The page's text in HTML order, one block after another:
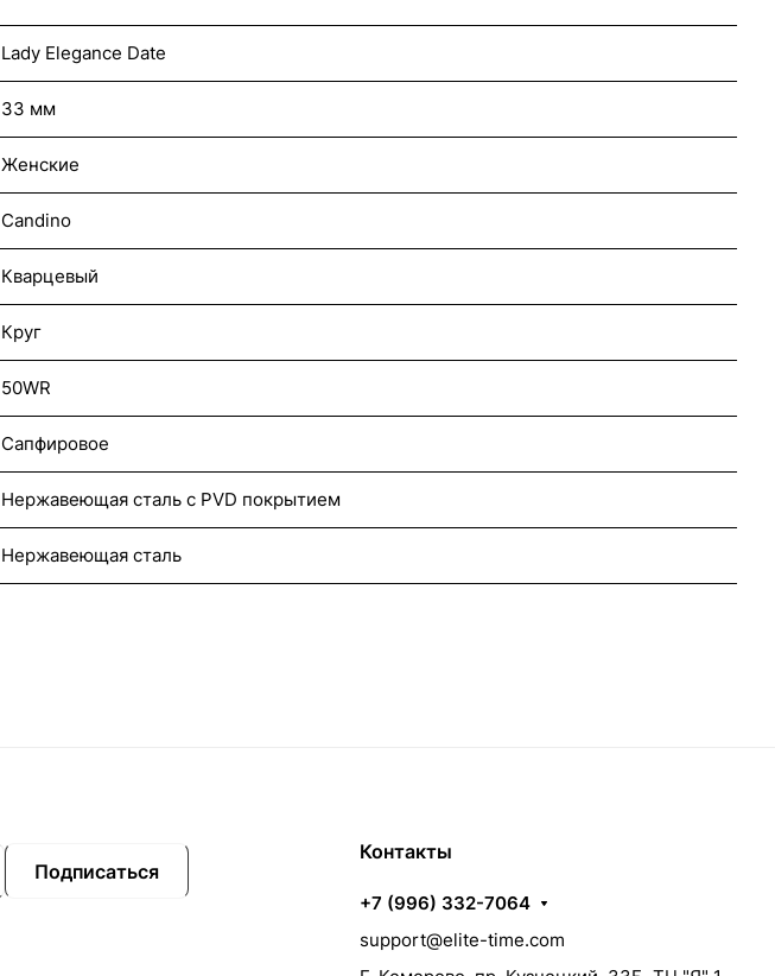
Lady Elegance Date
33 мм
Женские
Candino
Кварцевый
Круг
50WR
Сапфировое
Нержавеющая сталь с PVD покрытием
Нержавеющая сталь
Подписаться
Контакты
+7 (996) 332-7064
support@elite-time.com